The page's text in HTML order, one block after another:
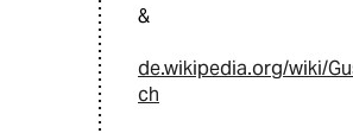
&
de.wikipedia.org/wiki/
ch